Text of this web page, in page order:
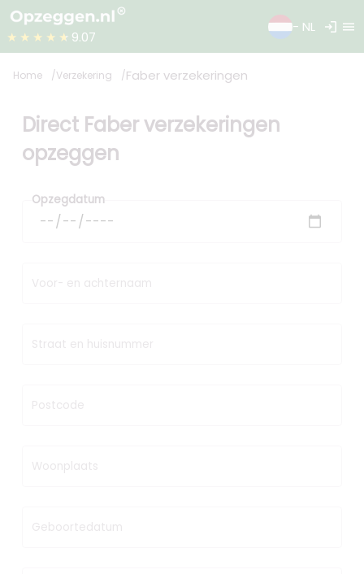
★★★★★ 9.07
- NL login menu
Home Verzekering Faber verzekeringen
Direct Faber verzekeringen
opzeggen
Opzegdatum
Voor- en achternaam
Straat en huisnummer
Postcode
Woonplaats
Geboortedatum